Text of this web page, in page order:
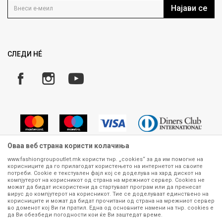
Кариера
Како да купите
Замена и рефундација на производи
Плаќање
Најави се
СЛЕДИ НÉ
Сите информации околу производите кои се изложени на нашата
онлајн продавница се стремиме да бидат конкретни, точни и прецизни,
меѓутоа не можеме да гарантираме дека се без ниту една грешка или
пак дека сите производи во моментот се достапни на залиха.
Фотографиите се најверодостојниот приказ на производот. Доколку
дојде до потреба за замена на производ или рефундација, процедурата
Оваа веб страна користи колачиња
www.fashiongroupoutlet.mk користи тнр. „cookies“ за да им помогне на
корисниците да го прилагодат користењето на интернетот на своите
потреби. Cookie е текстуален фајл кој се доделува на хард дискот на
компјутерот на корисникот од страна на мрежниот сервер. Cookies не
можат да бидат искористени да стартуваат програм или да пренесат
вирус до компјутерот на корисникот. Тие се доделуваат единствено на
корисниците и можат да бидат прочитани од страна на мрежниот сервер
во доменот кој Ви ги пратил. Една од основните намени на тнр. сookies е
да Ви обезбеди погодности кои ќе Ви заштедат време.